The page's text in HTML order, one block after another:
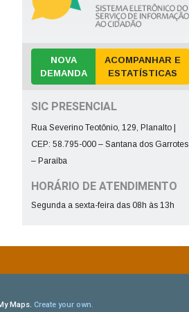
NOVA
DEMANDA
ACOMPANHAR E
ESTATÍSTICAS
SIC PRESENCIAL
Rua Severino Teotônio, 129, Planalto |
CEP: 58.795-000 – Santana dos Garrotes
– Paraíba
HORÁRIO DE ATENDIMENTO
Segunda a sexta-feira das 08h às 13h